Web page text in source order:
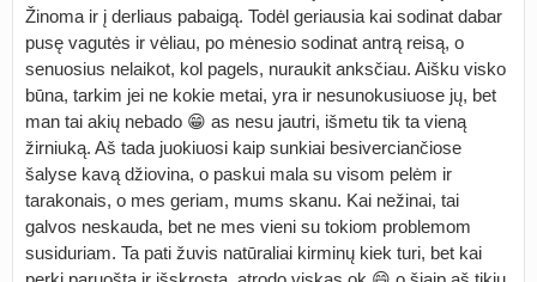
Žinoma ir į derliaus pabaigą. Todėl geriausia kai sodinat dabar
pusę vagutės ir vėliau, po mėnesio sodinat antrą reisą, o
senuosius nelaikot, kol pagels, nuraukit anksčiau. Aišku visko
būna, tarkim jei ne kokie metai, yra ir nesunokusiuose jų, bet
man tai akių nebado 😁 as nesu jautri, išmetu tik ta vieną
žirniuką. Aš tada juokiuosi kaip sunkiai besiverciančiose
šalyse kavą džiovina, o paskui mala su visom pelėm ir
tarakonais, o mes geriam, mums skanu. Kai nežinai, tai
galvos neskauda, bet ne mes vieni su tokiom problemom
susiduriam. Ta pati žuvis natūraliai kirminų kiek turi, bet kai